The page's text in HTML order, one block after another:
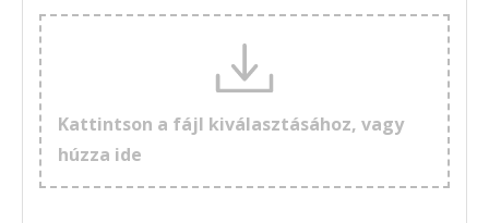
Kattintson a fájl kiválasztásához, vagy
húzza ide